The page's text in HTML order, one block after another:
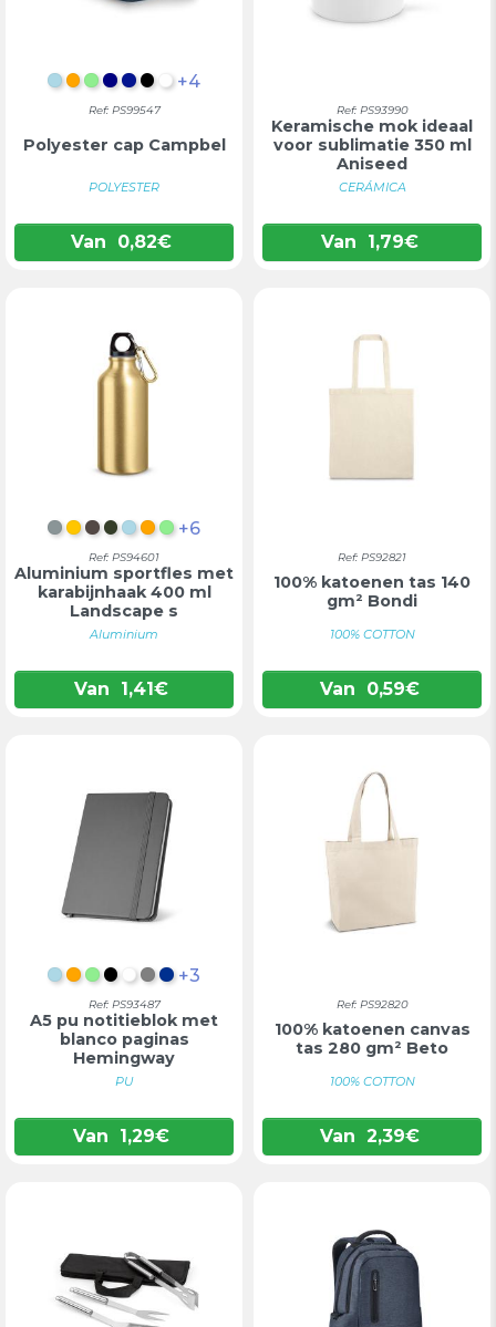
LICHTBLAUW
ORANJE
LICHTGROEN
DONKERBLAUW
KONINGSBLAUW
ZWART
WIT
+4
Ref: PS99547
Polyester cap Campbel
POLYESTER
Van 0,82€
Ref: PS93990
Keramische mok ideaal
voor sublimatie 350 ml
Aniseed
CERÁMICA
Van 1,79€
SATIJN CHROOM
SATIJNGOUD
GUN METAL
LEGERGROEN
LICHTBLAUW
ORANJE
LICHTGROEN
+6
Ref: PS94601
Aluminium sportfles met
karabijnhaak 400 ml
Landscape s
Aluminium
Van 1,41€
Ref: PS92821
100% katoenen tas 140
gm² Bondi
100% COTTON
Van 0,59€
LICHTBLAUW
ORANJE
LICHTGROEN
ZWART
WITGRIJS
BLAUW
+3
Ref: PS93487
A5 pu notitieblok met
blanco paginas
Hemingway
PU
Van 1,29€
Ref: PS92820
100% katoenen canvas
tas 280 gm² Beto
100% COTTON
Van 2,39€